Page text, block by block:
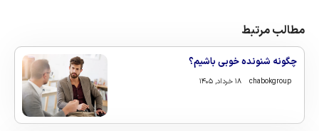
مطالب مرتبط
چگونه شنونده خوبی باشیم؟
chabokgroup ۱۸ خرداد, ۱۴۰۵